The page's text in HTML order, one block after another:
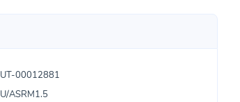
UT-00012881
U/ASRM1.5